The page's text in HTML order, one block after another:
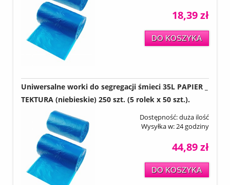
18,39 zł
DO KOSZYKA
Uniwersalne worki do segregacji śmieci 35L PAPIER _
TEKTURA (niebieskie) 250 szt. (5 rolek x 50 szt.).
Dostępność:duża ilość
Wysyłka w:24 godziny
44,89 zł
DO KOSZYKA